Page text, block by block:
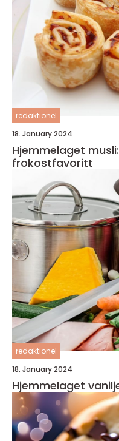
redaktionel
18. January 2024
Hjemmelaget
frokostfavoritt
redaktionel
18. January 2024